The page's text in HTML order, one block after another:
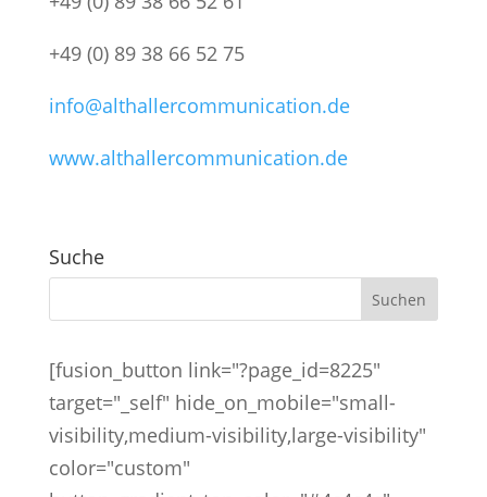
+49 (0) 89 38 66 52 75
info@althallercommunication.de
www.althallercommunication.de
Suche
[fusion_button link="?page_id=8225"
target="_self" hide_on_mobile="small-
visibility,medium-visibility,large-visibility"
color="custom"